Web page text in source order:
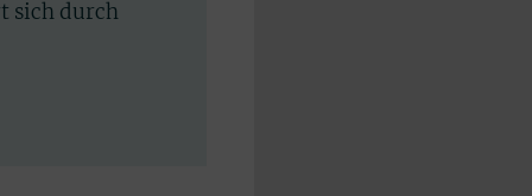
sich durch